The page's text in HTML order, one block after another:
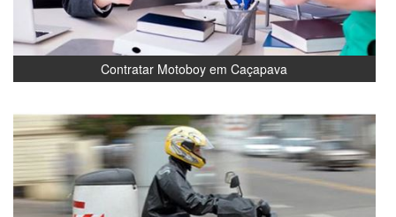
Contratar Motoboy em Caçapava